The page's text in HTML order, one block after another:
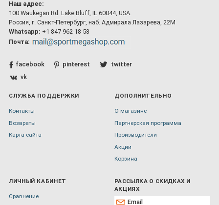
Наш адрес:
100 Waukegan Rd. Lake Bluff, IL 60044, USA.
Россия, г. Санкт-Петербург, наб. Адмирала Лазарева, 22М
Whatsapp: +1 847 962-18-58
Почта:
facebook pinterest
twitter
vk
СЛУЖБА ПОДДЕРЖКИ
Контакты
Возвраты
Карта сайта
ДОПОЛНИТЕЛЬНО
О магазине
Партнерская программа
Производители
Акции
Корзина
ЛИЧНЫЙ КАБИНЕТ
Сравнение
РАССЫЛКА О СКИДКАХ И
АКЦИЯХ